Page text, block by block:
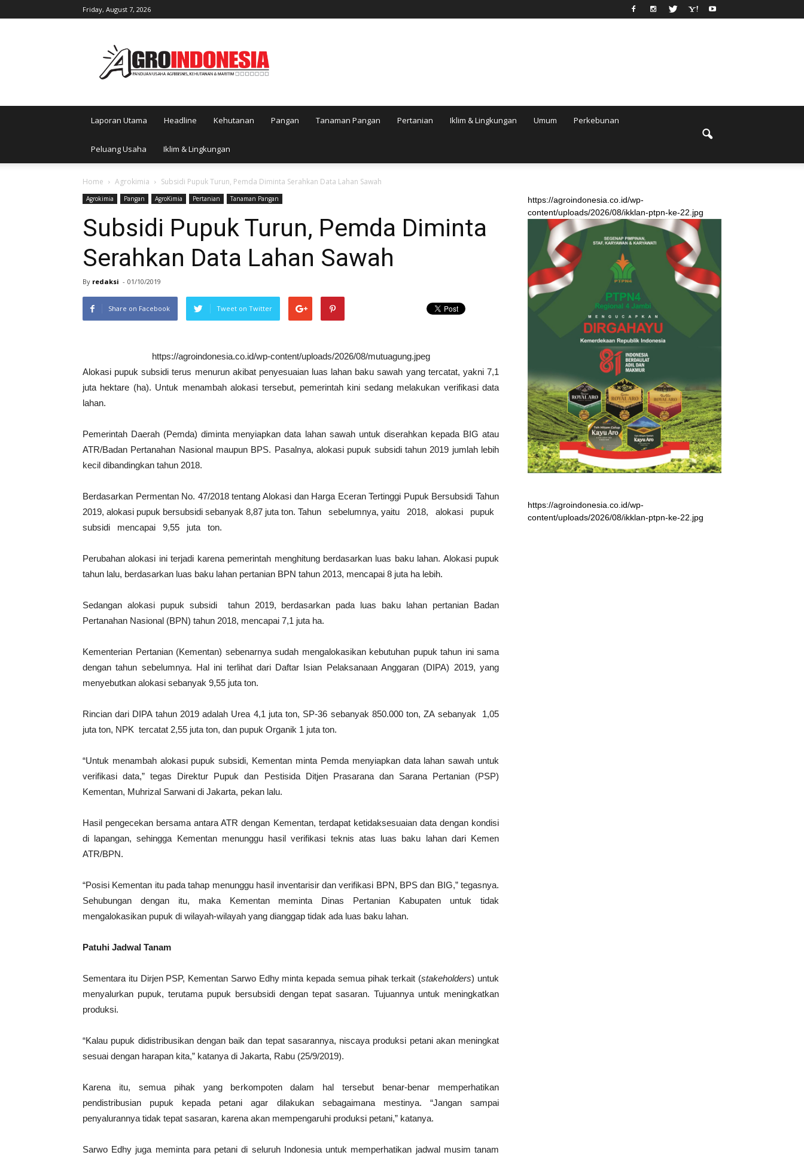
Friday, August 7, 2026
Laporan Utama Headline Kehutanan Pangan Tanaman Pangan Pertanian Iklim & Lingkungan Umum Perkebunan
Peluang Usaha Iklim & Lingkungan
Home Agrokimia Subsidi Pupuk Turun, Pemda Diminta Serahkan Data Lahan Sawah
Agrokimia Pangan AgroKimia Pertanian Tanaman Pangan
Subsidi Pupuk Turun, Pemda Diminta
Serahkan Data Lahan Sawah
By redaksi - 01/10/2019
Share on Facebook Tweet on Twitter
https://agroindonesia.co.id/wp-content/uploads/2026/08/mutuagung.jpeg
Alokasi pupuk subsidi terus menurun akibat penyesuaian luas lahan baku sawah yang tercatat, yakni 7,1
juta hektare (ha). Untuk menambah alokasi tersebut, pemerintah kini sedang melakukan verifikasi data
lahan.
Pemerintah Daerah (Pemda) diminta menyiapkan data lahan sawah untuk diserahkan kepada BIG atau
ATR/Badan Pertanahan Nasional maupun BPS. Pasalnya, alokasi pupuk subsidi tahun 2019 jumlah lebih
kecil dibandingkan tahun 2018.
Berdasarkan Permentan No. 47/2018 tentang Alokasi dan Harga Eceran Tertinggi Pupuk Bersubsidi Tahun
2019, alokasi pupuk bersubsidi sebanyak 8,87 juta ton. Tahun sebelumnya, yaitu 2018, alokasi pupuk
subsidi mencapai 9,55 juta ton.
Perubahan alokasi ini terjadi karena pemerintah menghitung berdasarkan luas baku lahan. Alokasi pupuk
tahun lalu, berdasarkan luas baku lahan pertanian BPN tahun 2013, mencapai 8 juta ha lebih.
Sedangan alokasi pupuk subsidi tahun 2019, berdasarkan pada luas baku lahan pertanian Badan
Pertanahan Nasional (BPN) tahun 2018, mencapai 7,1 juta ha.
Kementerian Pertanian (Kementan) sebenarnya sudah mengalokasikan kebutuhan pupuk tahun ini sama
dengan tahun sebelumnya. Hal ini terlihat dari Daftar Isian Pelaksanaan Anggaran (DIPA) 2019, yang
menyebutkan alokasi sebanyak 9,55 juta ton.
Rincian dari DIPA tahun 2019 adalah Urea 4,1 juta ton, SP-36 sebanyak 850.000 ton, ZA sebanyak 1,05
juta ton, NPK tercatat 2,55 juta ton, dan pupuk Organik 1 juta ton.
“Untuk menambah alokasi pupuk subsidi, Kementan minta Pemda menyiapkan data lahan sawah untuk
verifikasi data,” tegas Direktur Pupuk dan Pestisida Ditjen Prasarana dan Sarana Pertanian (PSP)
Kementan, Muhrizal Sarwani di Jakarta, pekan lalu.
Hasil pengecekan bersama antara ATR dengan Kementan, terdapat ketidaksesuaian data dengan kondisi
di lapangan, sehingga Kementan menunggu hasil verifikasi teknis atas luas baku lahan dari Kemen
ATR/BPN.
“Posisi Kementan itu pada tahap menunggu hasil inventarisir dan verifikasi BPN, BPS dan BIG,” tegasnya.
Sehubungan dengan itu, maka Kementan meminta Dinas Pertanian Kabupaten untuk tidak
mengalokasikan pupuk di wilayah-wilayah yang dianggap tidak ada luas baku lahan.
Patuhi Jadwal Tanam
Sementara itu Dirjen PSP, Kementan Sarwo Edhy minta kepada semua pihak terkait (stakeholders) untuk
menyalurkan pupuk, terutama pupuk bersubsidi dengan tepat sasaran. Tujuannya untuk meningkatkan
produksi.
“Kalau pupuk didistribusikan dengan baik dan tepat sasarannya, niscaya produksi petani akan meningkat
sesuai dengan harapan kita,” katanya di Jakarta, Rabu (25/9/2019).
Karena itu, semua pihak yang berkompoten dalam hal tersebut benar-benar memperhatikan
pendistribusian pupuk kepada petani agar dilakukan sebagaimana mestinya. “Jangan sampai
penyalurannya tidak tepat sasaran, karena akan mempengaruhi produksi petani,” katanya.
Sarwo Edhy juga meminta para petani di seluruh Indonesia untuk memperhatikan jadwal musim tanam
https://agroindonesia.co.id/wp-
content/uploads/2026/08/ikklan-ptpn-ke-22.jpg
https://agroindonesia.co.id/wp-
content/uploads/2026/08/ikklan-ptpn-ke-22.jpg